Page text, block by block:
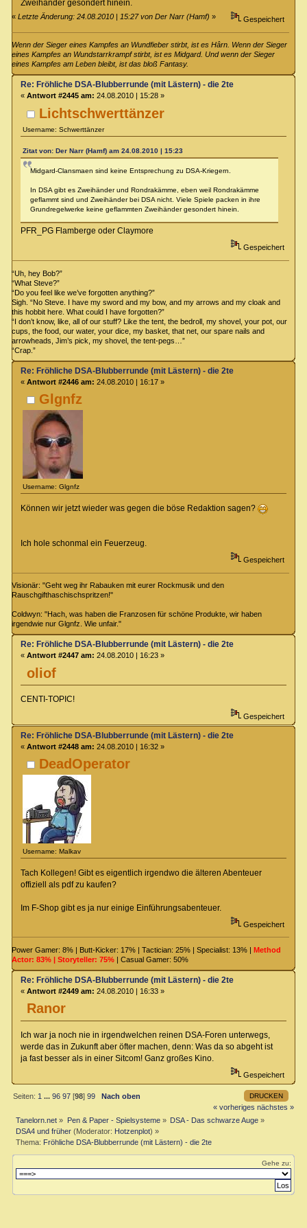
Zweihänder gesondert hinein.
«Letzte Änderung: 24.08.2010 | 15:27 von Der Narr (Hamf) » Gespeichert
Wenn der Sieger eines Kampfes an Wundfieber stirbt, ist es Hârn. Wenn der Sieger
eines Kampfes an Wundstarrkrampf stirbt, ist es Midgard. Und wenn der Sieger
eines Kampfes am Leben bleibt, ist das bloß Fantasy.
Lichtschwerttänzer
Username: Schwerttänzer
Re: Fröhliche DSA-Blubberrunde (mit Lästern) - die 2te
« Antwort #2445 am: 24.08.2010 | 15:28 »
Zitat von: Der Narr (Hamf) am 24.08.2010 | 15:23
Midgard-Clansmaen sind keine Entsprechung zu DSA-Kriegern.
In DSA gibt es Zweihänder und Rondrakämme, eben weil Rondrakämme
geflammt sind und Zweihänder bei DSA nicht. Viele Spiele packen in ihre
Grundregelwerke keine geflammten Zweihänder gesondert hinein.
PFR_PG Flamberge oder Claymore
Gespeichert
“Uh, hey Bob?”
“What Steve?”
“Do you feel like we’ve forgotten anything?”
Sigh. “No Steve. I have my sword and my bow, and my arrows and my cloak and
this hobbit here. What could I have forgotten?”
“I don’t know, like, all of our stuff? Like the tent, the bedroll, my shovel, your pot, our
cups, the food, our water, your dice, my basket, that net, our spare nails and
arrowheads, Jim’s pick, my shovel, the tent-pegs…”
“Crap.”
Glgnfz
Username: Glgnfz
Re: Fröhliche DSA-Blubberrunde (mit Lästern) - die 2te
« Antwort #2446 am: 24.08.2010 | 16:17 »
Können wir jetzt wieder was gegen die böse Redaktion sagen?
Ich hole schonmal ein Feuerzeug.
Gespeichert
Visionär: "Geht weg ihr Rabauken mit eurer Rockmusik und den
Rauschgifthaschischspritzen!"
Coldwyn: "Hach, was haben die Franzosen für schöne Produkte, wir haben
irgendwie nur Glgnfz. Wie unfair."
oliof
Re: Fröhliche DSA-Blubberrunde (mit Lästern) - die 2te
« Antwort #2447 am: 24.08.2010 | 16:23 »
CENTI-TOPIC!
Gespeichert
DeadOperator
Username: Malkav
Re: Fröhliche DSA-Blubberrunde (mit Lästern) - die 2te
« Antwort #2448 am: 24.08.2010 | 16:32 »
Tach Kollegen! Gibt es eigentlich irgendwo die älteren Abenteuer
offiziell als pdf zu kaufen?
Im F-Shop gibt es ja nur einige Einführungsabenteuer.
Gespeichert
Power Gamer: 8% | Butt-Kicker: 17% | Tactician: 25% | Specialist: 13% |Method
Actor: 83% | Storyteller: 75% | Casual Gamer: 50%
Ranor
Re: Fröhliche DSA-Blubberrunde (mit Lästern) - die 2te
« Antwort #2449 am: 24.08.2010 | 16:33 »
Ich war ja noch nie in irgendwelchen reinen DSA-Foren unterwegs,
werde das in Zukunft aber öfter machen, denn: Was da so abgeht ist
ja fast besser als in einer Sitcom! Ganz großes Kino.
Gespeichert
DRUCKEN
Seiten: 1 ...96 97 [98]99
Nach oben
« vorheriges nächstes »
Tanelorn.net » Pen & Paper - Spielsysteme» DSA - Das schwarze Auge »
DSA4 und früher (Moderator: Hotzenplot) »
Thema: Fröhliche DSA-Blubberrunde (mit Lästern) - die 2te
Gehe zu: